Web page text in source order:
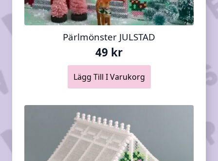
Pärlmönster JULSTAD
49 kr
Lägg Till I Varukorg